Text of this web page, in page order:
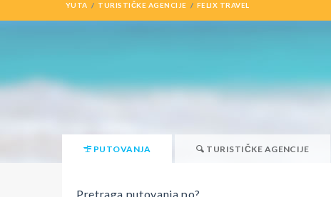
YUTA TURISTIČKE AGENCIJE FELIX TRAVEL
PUTOVANJA TURISTIČKE AGENCIJE
Pretraga putovanja po?